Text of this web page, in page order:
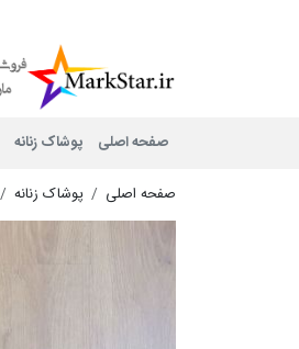
صفحه اصلی پوشاک زنانه
صفحه اصلی پوشاک زنانه